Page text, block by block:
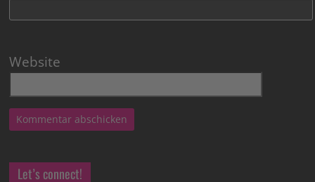
Website
Let’s connect!